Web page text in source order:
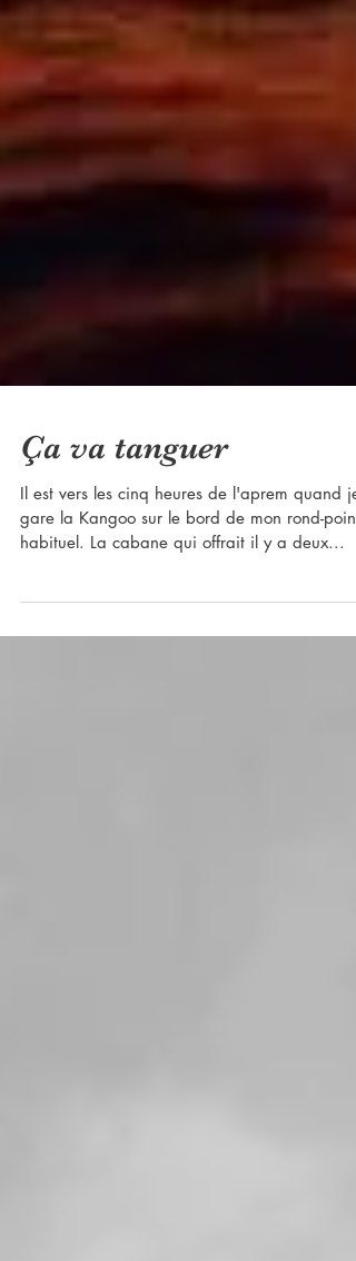
Ça va tanguer
Il est vers les cinq heures de l'aprem quand je
habituel. La cabane qui offrait il y a deux...